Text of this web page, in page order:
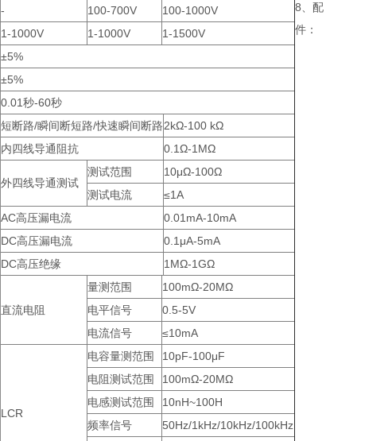
- 100-700V
100-1000V
1-1000V 1-1000V
1-1500V
±5%
±5%
0.01秒-60秒
短断路/瞬间断短路/快速瞬间断路2kΩ-100 kΩ
内四线导通阻抗
0.1Ω-1MΩ
外四线导通测试
测试范围
10μΩ-100Ω
测试电流
≤1A
AC高压漏电流
0.01mA-10mA
DC高压漏电流
0.1μA-5mA
DC高压绝缘
1MΩ-1GΩ
直流电阻
量测范围
100mΩ-20MΩ
电平信号
0.5-5V
电流信号
≤10mA
LCR
电容量测范围
10pF-100μF
电阻测试范围
100mΩ-20MΩ
电感测试范围
10nH~100H
频率信号
50Hz/1kHz/10kHz/100kHz
8、配
件：